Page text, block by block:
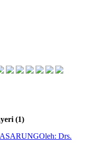
(1)
Oleh: Drs.